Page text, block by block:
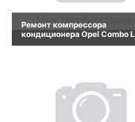
Ремонт компрессора
кондиционера Opel Combo